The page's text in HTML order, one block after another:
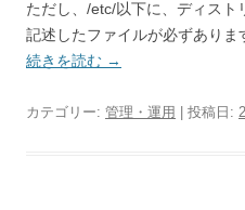
ただし、/etc/以下に、ディスト
記述したファイルが必ずありま
続きを読む →
カテゴリー: 管理・運用 | 投稿日: